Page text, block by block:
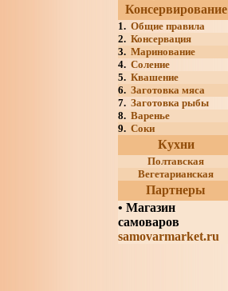
Консервирование
1. Общие правила
2. Консервация
3. Маринование
4. Соление
5. Квашение
6. Заготовка мяса
7. Заготовка рыбы
8. Варенье
9. Соки
Кухни
Полтавская
Вегетарианская
Партнеры
• Магазин
самоваров
samovarmarket.ru